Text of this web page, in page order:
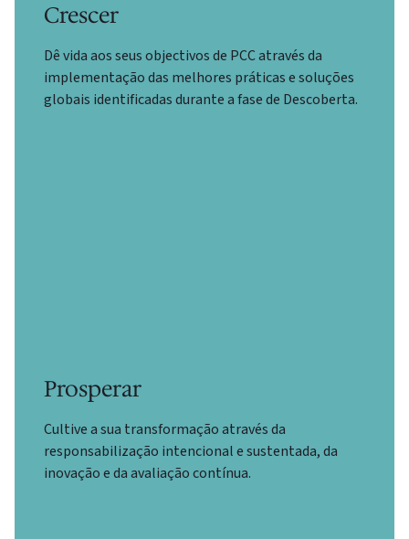
Crescer
Dê vida aos seus objectivos de PCC através da
implementação das melhores práticas e soluções
globais identificadas durante a fase de Descoberta.
Prosperar
Cultive a sua transformação através da
responsabilização intencional e sustentada, da
inovação e da avaliação contínua.